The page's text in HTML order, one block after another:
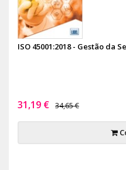
ISO 45001:2018 - Gestão da
31,19 € 34,65 €